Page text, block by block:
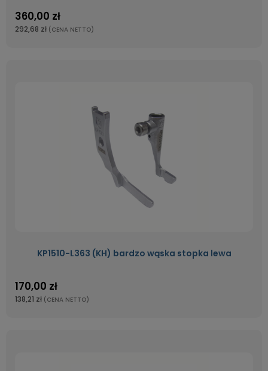
360,00 zł
292,68 zł (CENA NETTO)
KP1510-L363 (KH) bardzo wąska stopka lewa
170,00 zł
138,21 zł (CENA NETTO)